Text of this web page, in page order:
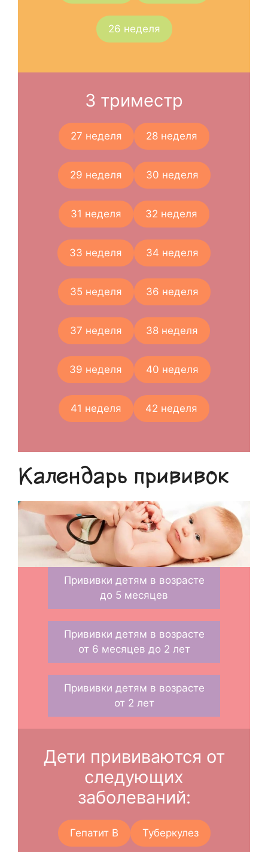
26 неделя
3 триместр
27 неделя 28 неделя
29 неделя 30 неделя
31 неделя 32 неделя
33 неделя 34 неделя
35 неделя 36 неделя
37 неделя 38 неделя
39 неделя 40 неделя
41 неделя 42 неделя
Календарь прививок
Прививки детям в возрасте
до 5 месяцев
Прививки детям в возрасте
от 6 месяцев до 2 лет
Прививки детям в возрасте
от 2 лет
Дети прививаются от
следующих
заболеваний:
Гепатит В Туберкулез